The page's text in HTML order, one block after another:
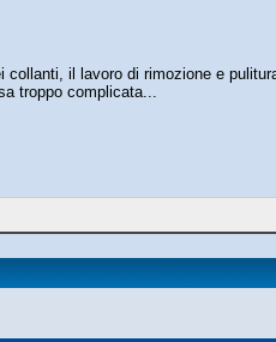
il lavoro di rimozione e
troppo complicata...